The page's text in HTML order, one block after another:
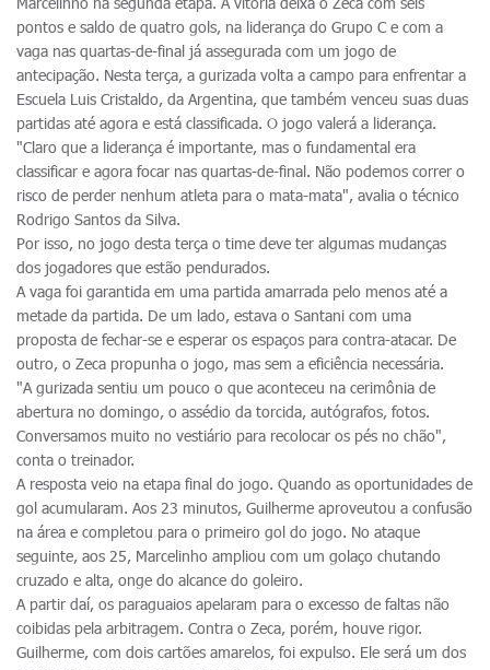
pontos e saldo de quatro gols, na liderança do Grupo C e com a
vaga nas quartas-de-final já assegurada com um jogo de
antecipação. Nesta terça, a gurizada volta a campo para enfrentar a
Escuela Luis Cristaldo, da Argentina, que também venceu suas duas
partidas até agora e está classificada. O jogo valerá a liderança.
"Claro que a liderança é importante, mas o fundamental era
classificar e agora focar nas quartas-de-final. Não podemos correr o
risco de perder nenhum atleta para o mata-mata", avalia o técnico
Rodrigo Santos da Silva.
Por isso, no jogo desta terça o time deve ter algumas mudanças
dos jogadores que estão pendurados.
A vaga foi garantida em uma partida amarrada pelo menos até a
metade da partida. De um lado, estava o Santani com uma
proposta de fechar-se e esperar os espaços para contra-atacar. De
outro, o Zeca propunha o jogo, mas sem a eficiência necessária.
"A gurizada sentiu um pouco o que aconteceu na cerimônia de
abertura no domingo, o assédio da torcida, autógrafos, fotos.
Conversamos muito no vestiário para recolocar os pés no chão",
conta o treinador.
A resposta veio na etapa final do jogo. Quando as oportunidades de
gol acumularam. Aos 23 minutos, Guilherme aproveutou a confusão
na área e completou para o primeiro gol do jogo. No ataque
seguinte, aos 25, Marcelinho ampliou com um golaço chutando
cruzado e alta, onge do alcance do goleiro.
A partir daí, os paraguaios apelaram para o excesso de faltas não
coibidas pela arbitragem. Contra o Zeca, porém, houve rigor.
Guilherme, com dois cartões amarelos, foi expulso. Ele será um dos